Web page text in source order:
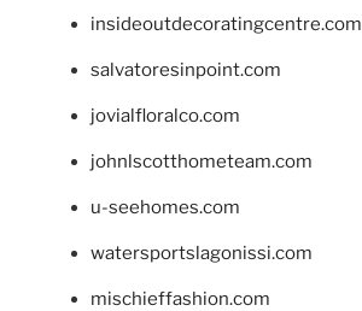
insideoutdecoratingcentre.com
salvatoresinpoint.com
jovialfloralco.com
johnlscotthometeam.com
u-seehomes.com
watersportslagonissi.com
mischieffashion.com